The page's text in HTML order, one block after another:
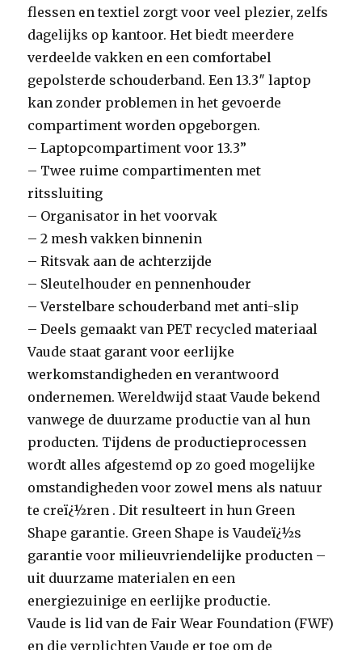
flessen en textiel zorgt voor veel plezier, zelfs
dagelijks op kantoor. Het biedt meerdere
verdeelde vakken en een comfortabel
gepolsterde schouderband. Een 13.3″ laptop
kan zonder problemen in het gevoerde
compartiment worden opgeborgen.
– Laptopcompartiment voor 13.3”
– Twee ruime compartimenten met
ritssluiting
– Organisator in het voorvak
– 2 mesh vakken binnenin
– Ritsvak aan de achterzijde
– Sleutelhouder en pennenhouder
– Verstelbare schouderband met anti-slip
– Deels gemaakt van PET recycled materiaal
Vaude staat garant voor eerlijke
werkomstandigheden en verantwoord
ondernemen. Wereldwijd staat Vaude bekend
vanwege de duurzame productie van al hun
producten. Tijdens de productieprocessen
wordt alles afgestemd op zo goed mogelijke
omstandigheden voor zowel mens als natuur
te creï¿½ren . Dit resulteert in hun Green
Shape garantie. Green Shape is Vaudeï¿½s
garantie voor milieuvriendelijke producten –
uit duurzame materialen en een
energiezuinige en eerlijke productie.
Vaude is lid van de Fair Wear Foundation (FWF)
en die verplichten Vaude er toe om de